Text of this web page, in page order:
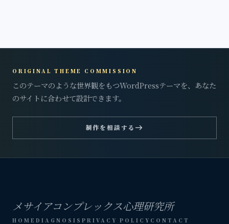
ORIGINAL THEME COMMISSION
このテーマのような世界観をもつWordPressテーマを、あなた
のサイトに合わせて設計できます。
制作を相談する east
メサイアコンプレックス心理研究所
HOME DIAGNOSIS PRIVACY POLICY CONTACT